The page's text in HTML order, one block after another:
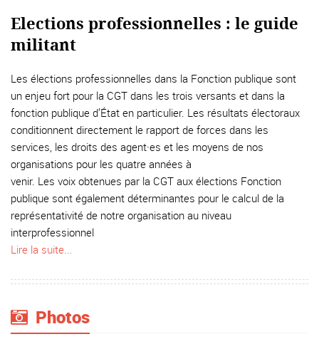
Elections professionnelles : le guide
militant
Les élections professionnelles dans la Fonction publique sont
un enjeu fort pour la CGT dans les trois versants et dans la
fonction publique d’État en particulier. Les résultats électoraux
conditionnent directement le rapport de forces dans les
services, les droits des agent·es et les moyens de nos
organisations pour les quatre années à
venir. Les voix obtenues par la CGT aux élections Fonction
publique sont également déterminantes pour le calcul de la
représentativité de notre organisation au niveau
interprofessionnel
Lire la suite...
Photos